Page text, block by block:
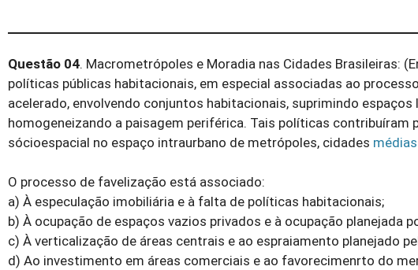
Questão 04. Macrometrópoles e Moradia nas Cidades Brasileiras:
políticas públicas habitacionais, em especial associadas ao
acelerado, envolvendo conjuntos habitacionais, suprimindo
homogeneizando a paisagem periférica. Tais políticas contribuíram
sócioespacial no espaço intraurbano de metrópoles, cidades médias
O processo de favelização está associado:
a) À especulação imobiliária e à falta de políticas habitacionais;
b) À ocupação de espaços vazios privados e à ocupação planejada
c) À verticalização de áreas centrais e ao espraiamento planejado
d) Ao investimento em áreas comerciais e ao favorecimenrto do